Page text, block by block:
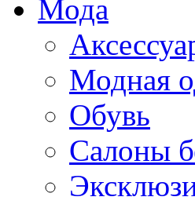
Мода
Модная
Обувь
Салоны